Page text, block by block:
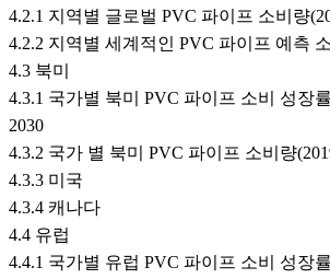
4.2.1 지역별 글로벌 PVC 파이프 소비량
4.2.2 지역별 세계적인 PVC 파이프 예측
4.3 북미
4.3.1 국가별 북미 PVC 파이프 소비 성장
2030
4.3.2 국가 별 북미 PVC 파이프 소비량
4.3.3 미국
4.3.4 캐나다
4.4 유럽
4.4.1 국가별 유럽 PVC 파이프 소비 성장